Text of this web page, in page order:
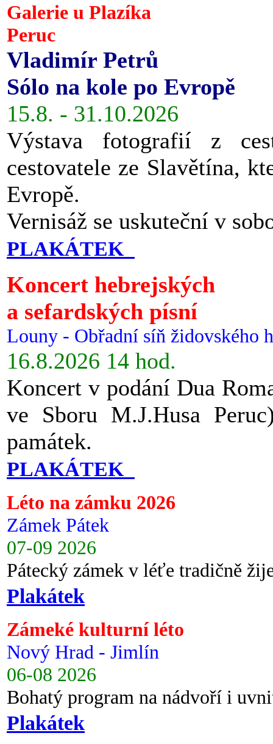
Galerie u Plazíka
Peruc
Vladimír Petrů
Sólo na kole po Evropě
15.8. - 31.10.2026
Výstava fotografií z
cestovatele ze Slavětína,
Evropě.
Vernisáž se uskuteční v
PLAKÁTEK
Koncert hebrejských
a sefardských písní
Louny - Obřadní síň židovského
16.8.2026 14 hod.
Koncert v podání Dua
ve Sboru M.J.Husa
památek.
PLAKÁTEK
Léto na zámku 2026
Zámek Pátek
07-09 2026
Pátecký zámek v léťe tradičně
Plakátek
Zámeké kulturní léto
Nový Hrad - Jimlín
06-08 2026
Bohatý program na nádvoří i
Plakátek